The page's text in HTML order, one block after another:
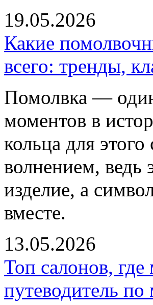
19.05.2026
Какие
всего: тренды,
Помолвка —
моментов в
кольца для
волнением, ведь
изделие, а
вместе.
13.05.2026
Топ салонов,
путеводитель